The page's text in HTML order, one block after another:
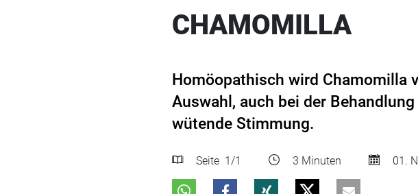
CHAMOMILLA
Homöopathisch wird Chamomilla
Auswahl, auch bei der
wütende Stimmung.
Seite 1 /1 3 Minuten 01.